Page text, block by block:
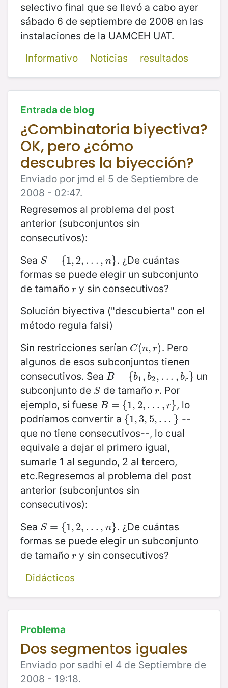
selectivo final que se llevó a cabo ayer
sábado 6 de septiembre de 2008 en las
instalaciones de la UAMCEH UAT.
Informativo
Noticias resultados
Entrada de blog
¿Combinatoria biyectiva?
OK, pero ¿cómo
descubres la biyección?
Enviado por jmd el 5 de Septiembre de
2008 - 02:47.
Regresemos al problema del post
anterior (subconjuntos sin
consecutivos):
Sea S = {1, 2, . . . , n}
S={1 ,2,. ..,n}
. ¿De cuántas
formas se puede elegir un subconjunto
de tamaño r
r y sin consecutivos?
Solución biyectiva ("descubierta" con el
método regula falsi)
Sin restricciones serían C(n, r)
C(n,r) . Pero
algunos de esos subconjuntos tienen
consecutivos. Sea B = {b1, b2, . . . , br }
B={b 1,b 2,..., b r }
un
subconjunto de S
S de tamañor
r. Por
ejemplo, si fuese B = {1, 2, . . . , r}
B={1 ,2,.. .,r }
, lo
podríamos convertir a {1, 3, 5, . . . }
{1,3,5 ,... }
--
que no tiene consecutivos--, lo cual
equivale a dejar el primero igual,
sumarle 1 al segundo, 2 al tercero,
etc.Regresemos al problema del post
anterior (subconjuntos sin
consecutivos):
Sea S = {1, 2, . . . , n}
S={1 ,2,. ..,n}
. ¿De cuántas
formas se puede elegir un subconjunto
de tamaño r
r y sin consecutivos?
Didácticos
Problema
Dos segmentos iguales
Enviado por sadhi el 4 de Septiembre de
2008 - 19:18.